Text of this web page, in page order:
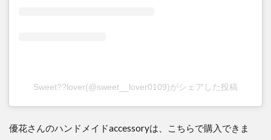
Sweet??lover(@sweet__lover0109)がシェアした投稿
優花さんのハンドメイドaccessoryは、こちらで購入できま